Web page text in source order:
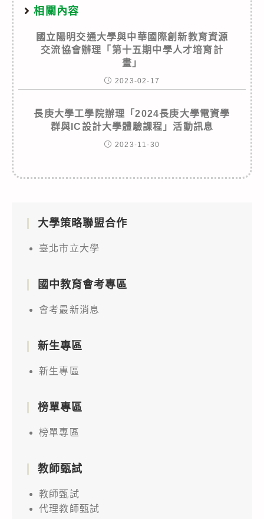
相關內容
國立陽明交通大學與中華國際創新教育資源
交流協會辦理「第十五期中學人才培育計
畫」
2023-02-17
長庚大學工學院辦理「2024長庚大學電資學
群與IC設計大學體驗課程」活動訊息
2023-11-30
大學策略聯盟合作
臺北市立大學
國中教育會考專區
會考最新消息
新生專區
新生專區
榜單專區
榜單專區
教師甄試
教師甄試
代理教師甄試